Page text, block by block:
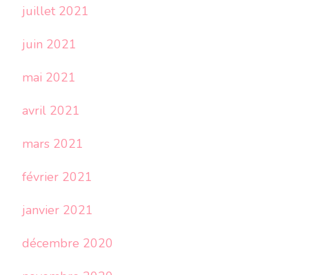
juillet 2021
juin 2021
mai 2021
avril 2021
mars 2021
février 2021
janvier 2021
décembre 2020